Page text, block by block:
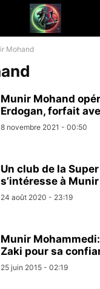
Mohand
Munir Mohand
Erdogan, forfait
8 novembre 2021 - 00:50
Un club de la
s’intéresse à
24 août 2020 - 23:19
Munir
Zaki pour sa
25 juin 2015 - 02:19